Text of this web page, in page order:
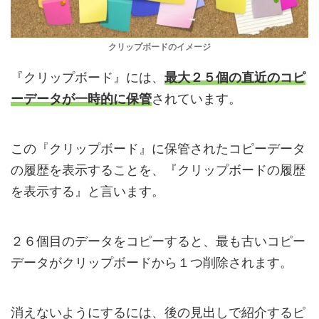
クリップボードのイメージ
『クリップボード』には、 最大２５個の直近のコピ
ーデータが一時的に保管されています。
この『クリップボード』に保管されたコピーデータ
の履歴を表示することを、『クリップボードの履歴
を表示する』と言います。
２６個目のデータをコピーすると、最も古いコピー
データがクリップボードから１つ削除されます。
消えないようにするには、後の見出しで紹介するピ